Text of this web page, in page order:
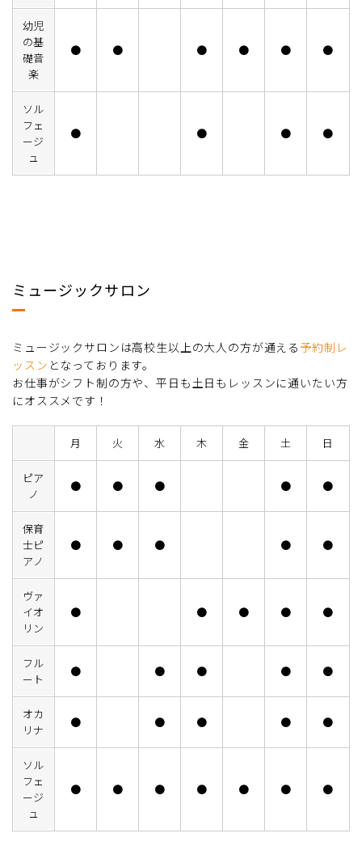
幼児
の基
礎音
楽
● ● ● ● ● ●
ソル
フェ
ージ
ュ
● ● ● ●
ミュージックサロン
ミュージックサロンは高校生以上の大人の方が通える 予約制レ
ッスン となっております。
お仕事がシフト制の方や、平日も土日もレッスンに通いたい方
にオススメです！
月 火 水 木 金 土 日
ピア
ノ
● ● ● ● ●
保育
士ピ
アノ
● ● ● ● ●
ヴァ
イオ
リン
● ● ● ● ●
フル
ート
● ● ● ● ●
オカ
リナ
● ● ● ● ●
ソル
フェ
ージ
ュ
● ● ● ● ● ● ●